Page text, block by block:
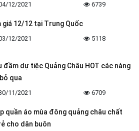
12/2021 6739
giá 12/12 tại Trung Quốc
12/2021 5118
đầm dự tiệc Quảng Châu HOT các nàng
qua
11/2021 6709
quần áo mùa đông quảng châu chất
cho dân buôn